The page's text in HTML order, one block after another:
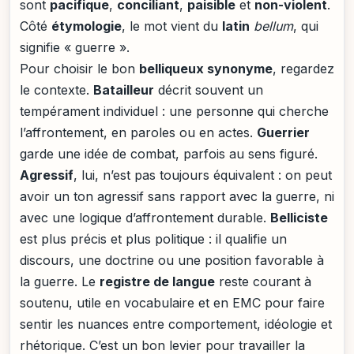
sont pacifique, conciliant, paisible et non-violent.
Côté étymologie, le mot vient du latin bellum, qui
signifie « guerre ».
Pour choisir le bon belliqueux synonyme, regardez
le contexte. Batailleur décrit souvent un
tempérament individuel : une personne qui cherche
l’affrontement, en paroles ou en actes. Guerrier
garde une idée de combat, parfois au sens figuré.
Agressif, lui, n’est pas toujours équivalent : on peut
avoir un ton agressif sans rapport avec la guerre, ni
avec une logique d’affrontement durable. Belliciste
est plus précis et plus politique : il qualifie un
discours, une doctrine ou une position favorable à
la guerre. Le registre de langue reste courant à
soutenu, utile en vocabulaire et en EMC pour faire
sentir les nuances entre comportement, idéologie et
rhétorique. C’est un bon levier pour travailler la